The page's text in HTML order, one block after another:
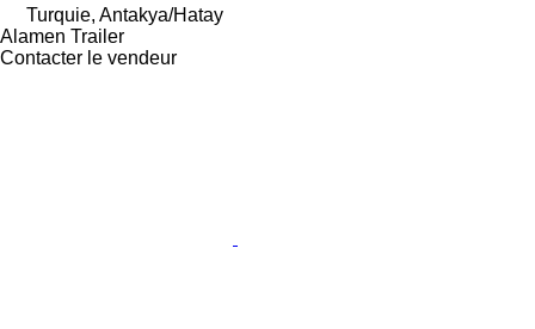
Turquie, Antakya/Hatay
Alamen Trailer
Contacter le vendeur